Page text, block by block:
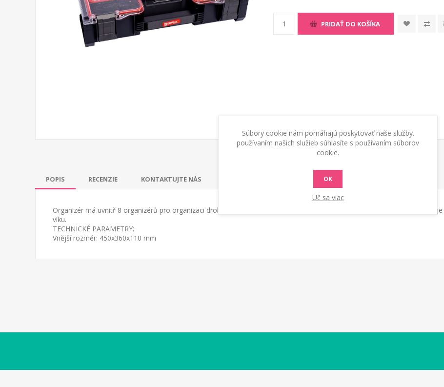
PRIDAŤ DO KOŠÍKA
POPIS RECENZIE KONTAKTUJTE NÁS
Organizér má uvnitř 8 organizérů pro organizaci drobných spojovacích materiálů (např. šrouby, vruty, háčky atd.)
víku.
TECHNICKÉ PARAMETRY:
Vnější rozměr: 450x360x110 mm
Súbory cookie nám pomáhajú poskytovať naše služby.
používaním našich služieb súhlasíte s používaním súborov
cookie.
OK
Uč sa viac